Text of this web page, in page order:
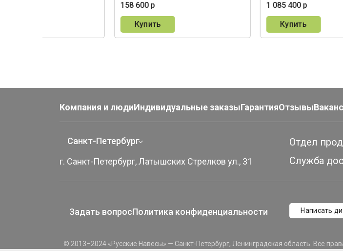
158 600 р
Купить
1 085 400 р
Купить
Компания и людиИндивидуальные заказыГарантияОтзывы
Санкт-Петербург
г. Санкт-Петербург, Латышских Стрелков ул., 31
Отдел
Служба
Задать вопросПолитика конфиденциальности Написать
© 2013–2024 «Русские Навесы» — Санкт-Петербург, Ленинградская область. Все